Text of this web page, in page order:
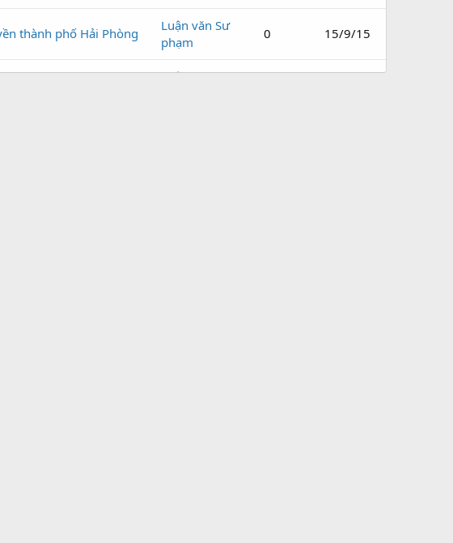
thành phố Hải Phòng
Luận văn Sư
phạm
0 15/9/15
Luận văn Sư